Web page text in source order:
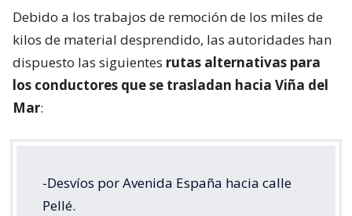
Debido a los trabajos de remoción de los miles de
kilos de material desprendido, las autoridades han
dispuesto las siguientes rutas alternativas para
los conductores que se trasladan hacia Viña del
Mar:
-Desvíos por Avenida España hacia calle
Pellé.